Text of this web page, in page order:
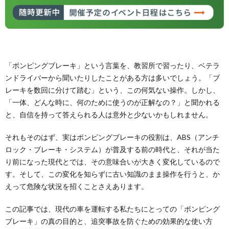
「ポンピングブレーキ」という言葉を、教習所で習ったり、ベテラ
ンドライバーから聞いたりしたことがある方は多いでしょう。「ブ
レーキを数回に分けて踏む」という、この何気ない操作。しかし、
「一体、どんな時に、何のために使うのが正解なの？」と聞かれる
と、自信を持って答えられる人は意外と少ないかもしれません。
それもそのはず、実はポンピングブレーキの役割は、ABS（アンチ
ロック・ブレーキ・システム）が普及する前の時代と、それが当た
り前になった現代とでは、その意味合いが大きく変化しているので
す。そして、この変化を知らずに古い知識のまま操作を行うと、か
えって危険な状況を招くことさえあります。
この記事では、現代の車を運転する私たちにとっての「ポンピング
ブレーキ」の真の目的と、追突事故を防ぐための効果的な使い方